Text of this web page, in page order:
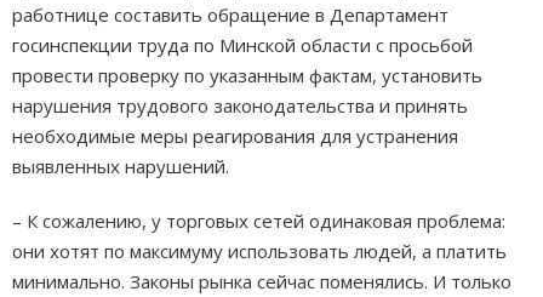
работнице составить обращение в Департамент
госинспекции труда по Минской области с просьбой
провести проверку по указанным фактам, установить
нарушения трудового законодательства и принять
необходимые меры реагирования для устранения
выявленных нарушений.
– К сожалению, у торговых сетей одинаковая проблема:
они хотят по максимуму использовать людей, а платить
минимально. Законы рынка сейчас поменялись. И только